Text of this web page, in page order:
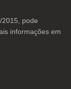
pode
informações em